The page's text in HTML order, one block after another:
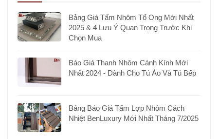
Bảng Giá Tấm Nhôm Tổ Ong Mới Nhất
2025 & 4 Lưu Ý Quan Trọng Trước Khi
Chọn Mua
Báo Giá Thanh Nhôm Cánh Kính Mới
Nhất 2024 - Dành Cho Tủ Áo Và Tủ Bếp
Bảng Báo Giá Tấm Lợp Nhôm Cách
Nhiệt BenLuxury Mới Nhất Tháng 7/2025